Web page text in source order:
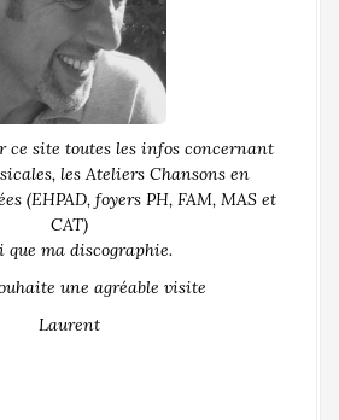
ce site toutes les infos concernant
les Ateliers Chansons en
(EHPAD, foyers PH, FAM, MAS et
CAT)
que ma discographie.
une agréable visite
Laurent